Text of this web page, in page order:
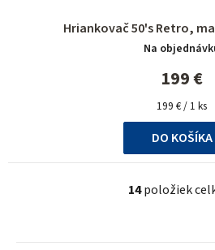
Hriankovač 50's Retro,
je
5,0
z
5
Na
199 €
Jednotková
cena:
199 € / 1 ks
DO KOŠÍKA
O
l
14položiek